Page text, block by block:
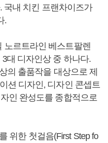
국내 치킨 프랜차이즈가
.
노르트라인 베스트팔렌
대 디자인상 중 하나다.
의 출품작을 대상으로 제
션 디자인, 디자인 콘셉트
인 완성도를 종합적으로
위한 첫걸음(First Step fo